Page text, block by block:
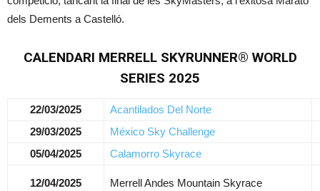
dels Dements a Castelló.
CALENDARI MERRELL SKYRUNNER® WORLD
SERIES 2025
22/03/2025 Acantilados Del Norte
29/03/2025
México Sky Challenge
05/04/2025
Calamorro Skyrace
12/04/2025 Merrell Andes Mountain Skyrace